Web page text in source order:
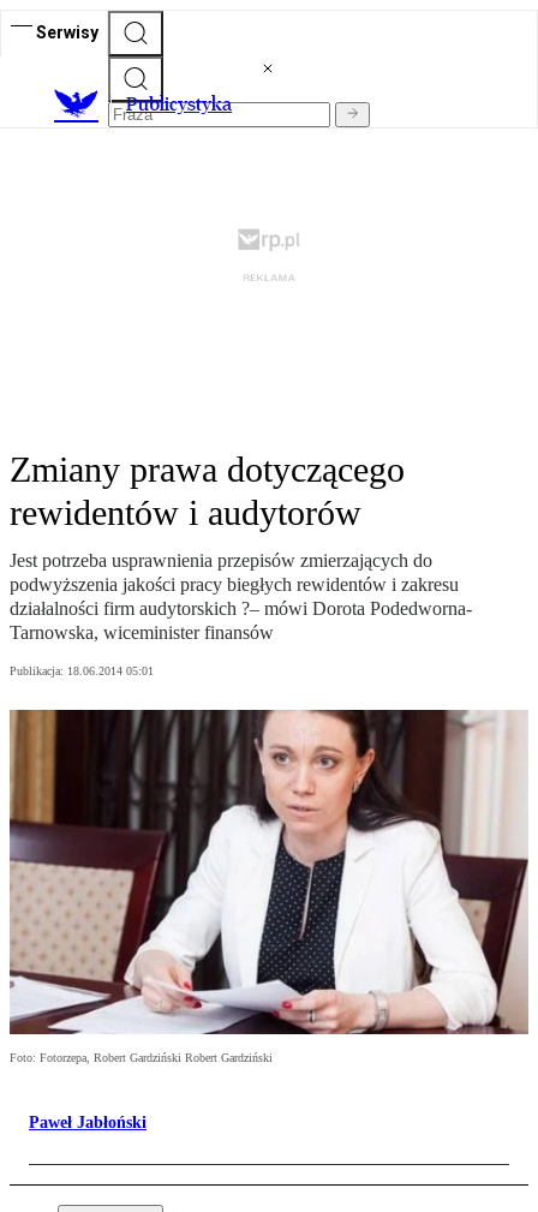
Serwisy
Publicystyka
Zmiany prawa dotyczącego
rewidentów i audytorów
Jest potrzeba usprawnienia przepisów zmierzających do
podwyższenia jakości pracy biegłych rewidentów i zakresu
działalności firm audytorskich ?– mówi Dorota Podedworna-
Tarnowska, wiceminister finansów
Publikacja: 18.06.2014 05:01
Foto: Fotorzepa, Robert Gardziński Robert Gardziński
Paweł Jabłoński